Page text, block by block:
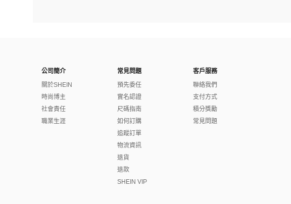
公司簡介
關於SHEIN
時尚博主
社會責任
職業生涯
常見問題
預先委任
實名認證
尺碼指南
如何訂購
追蹤訂單
物流資訊
退貨
退款
SHEIN VIP
客戶服務
聯絡我們
支付方式
積分獎勵
常見問題